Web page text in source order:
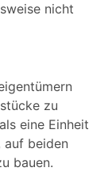
nicht
zu
eine Einheit
auf beiden
bauen.